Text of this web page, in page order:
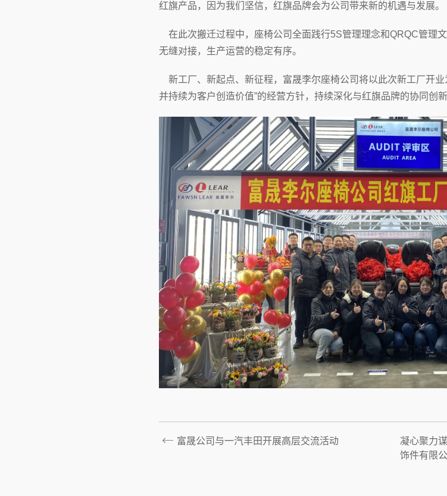
红旗产品，因为我们坚信，红旗品牌会为公司带来新的机遇与发展。
在此次搬迁过程中，座椅公司全面践行5S管理理念和QRQC管理
无缝对接，生产运营的稳定有序。
新工厂、新起点、新征程，富晟李尔座椅公司将以此次新工厂开业
并持续为客户创造价值”的经营方针，持续深化与红旗品牌的协同创
富晟公司与一汽丰田开展高层交流活动
凝心聚力
饰件有限